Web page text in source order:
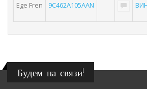
Ege Fren 9C462A105AAN
Будем на связи!